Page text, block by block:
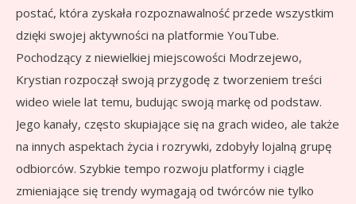
postać, która zyskała rozpoznawalność przede wszystkim
dzięki swojej aktywności na platformie YouTube.
Pochodzący z niewielkiej miejscowości Modrzejewo,
Krystian rozpoczął swoją przygodę z tworzeniem treści
wideo wiele lat temu, budując swoją markę od podstaw.
Jego kanały, często skupiające się na grach wideo, ale także
na innych aspektach życia i rozrywki, zdobyły lojalną grupę
odbiorców. Szybkie tempo rozwoju platformy i ciągle
zmieniające się trendy wymagają od twórców nie tylko